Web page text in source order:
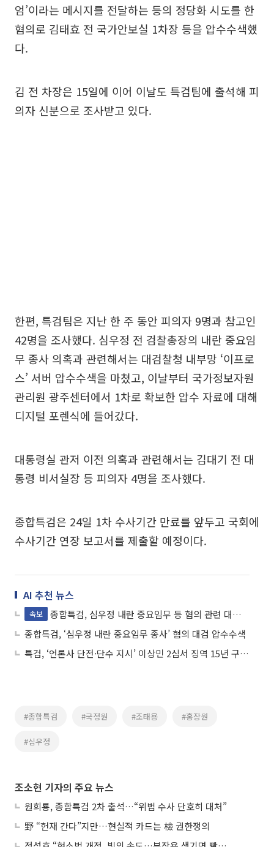
엄’이라는 메시지를 전달하는 등의 정당화 시도를 한
혐의로 김태효 전 국가안보실 1차장 등을 압수수색했
다.
김 전 차장은 15일에 이어 이날도 특검팀에 출석해 피
의자 신분으로 조사받고 있다.
한편, 특검팀은 지난 한 주 동안 피의자 9명과 참고인
42명을 조사했다. 심우정 전 검찰총장의 내란 중요임
무 종사 의혹과 관련해서는 대검찰청 내부망 ‘이프로
스’ 서버 압수수색을 마쳤고, 이날부터 국가정보자원
관리원 광주센터에서 1차로 확보한 압수 자료에 대해
디지털 포렌식에 들어갔다.
대통령실 관저 이전 의혹과 관련해서는 김대기 전 대
통령 비서실장 등 피의자 4명을 조사했다.
종합특검은 24일 1차 수사기간 만료를 앞두고 국회에
수사기간 연장 보고서를 제출할 예정이다.
AI 추천 뉴스
속보
종합특검, 심우정 내란 중요임무 등 혐의 관련 대검 압수수색
종합특검, ‘심우정 내란 중요임무 종사’ 혐의 대검 압수수색
특검, ‘언론사 단전·단수 지시’ 이상민 2심서 징역 15년 구형…“민주주의에 대한 테러”
#종합특검 #국정원 #조태용 #홍장원
#심우정
조소현 기자의 주요 뉴스
원희룡, 종합특검 2차 출석…“위법 수사 단호히 대처”
野 “헌재 간다”지만…현실적 카드는 檢 권한쟁의